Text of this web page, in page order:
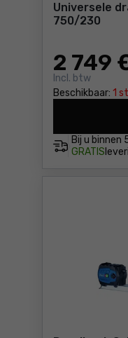
Universele
750/230
2 749
Incl. btw
Beschikbaar: 1
Bij u binnen
GRATIS